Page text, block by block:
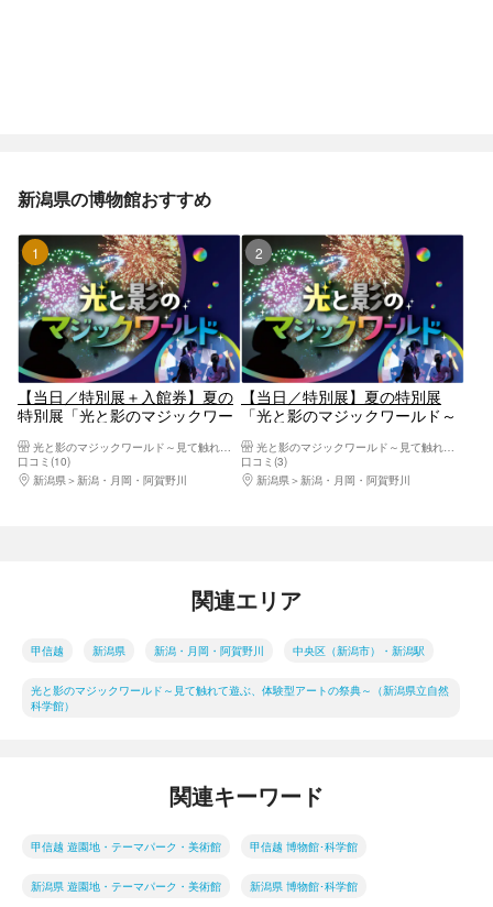
新潟県の博物館おすすめ
1位
【当日／特別展＋入館券】夏の
特別展「光と影のマジックワー
アートの祭典～」
光と影のマジックワールド～見て触れて遊ぶ、体験型アートの祭典～（新潟県立自然科学館）
口コミ(10)
新潟県
新潟・月岡・阿賀野川
2位
【当日／特別展】夏の特別展
「光と影のマジックワールド～
の祭典～」
光と影のマジックワールド～見て触れて遊ぶ、体験型アートの祭典～（新潟県立自然科学館）
口コミ(3)
新潟県
新潟・月岡・阿賀野川
関連エリア
甲信越 新潟県 新潟・月岡・阿賀野川 中央区（新潟市）・新潟駅
光と影のマジックワールド～見て触れて遊ぶ、体験型アートの祭典～（新潟県立自然
科学館）
関連キーワード
甲信越 遊園地・テーマパーク・美術館 甲信越 博物館･科学館
新潟県 遊園地・テーマパーク・美術館 新潟県 博物館･科学館